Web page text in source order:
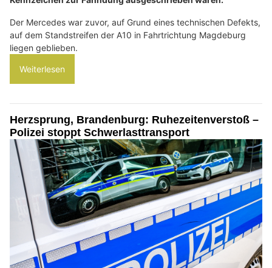
Der Mercedes war zuvor, auf Grund eines technischen Defekts,
auf dem Standstreifen der A10 in Fahrtrichtung Magdeburg
liegen geblieben.
Weiterlesen
Herzsprung, Brandenburg: Ruhezeitenverstoß –
Polizei stoppt Schwerlasttransport